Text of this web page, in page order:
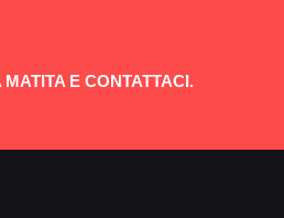
E CONTATTACI.